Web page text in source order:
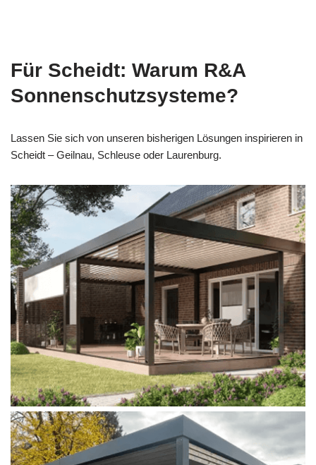
Für Scheidt: Warum R&A
Sonnenschutzsysteme?
Lassen Sie sich von unseren bisherigen Lösungen inspirieren in
Scheidt – Geilnau, Schleuse oder Laurenburg.